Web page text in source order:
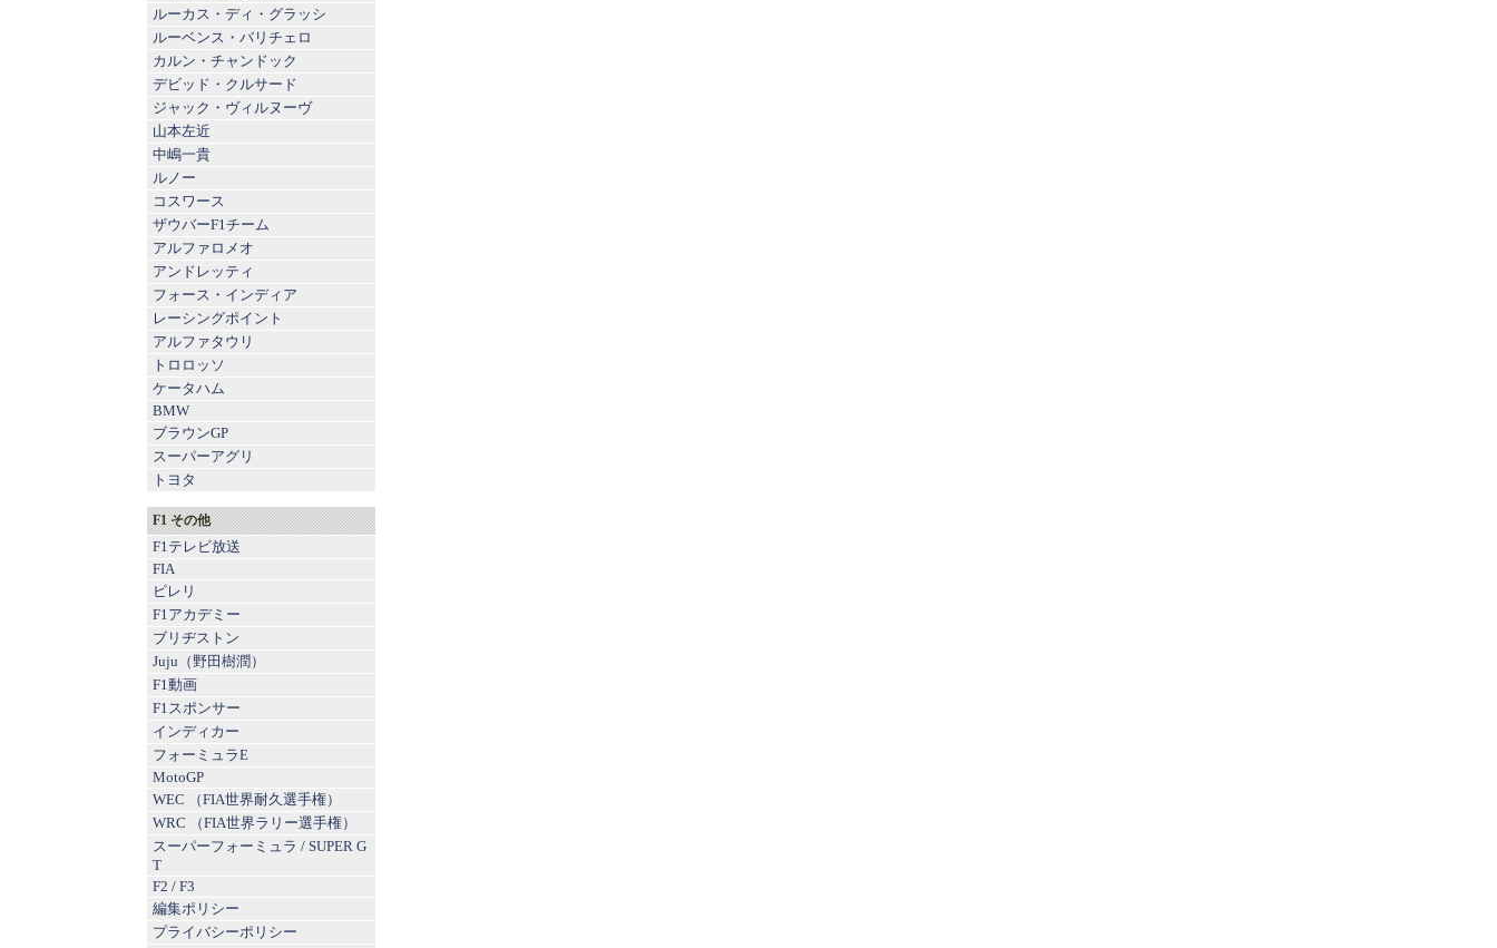
ルーカス・ディ・グラッシ
ルーベンス・バリチェロ
カルン・チャンドック
デビッド・クルサード
ジャック・ヴィルヌーヴ
山本左近
中嶋一貴
ルノー
コスワース
ザウバーF1チーム
アルファロメオ
アンドレッティ
フォース・インディア
レーシングポイント
アルファタウリ
トロロッソ
ケータハム
BMW
ブラウンGP
スーパーアグリ
トヨタ
F1 その他
F1テレビ放送
FIA
ピレリ
F1アカデミー
ブリヂストン
Juju（野田樹潤）
F1動画
F1スポンサー
インディカー
フォーミュラE
MotoGP
WEC （FIA世界耐久選手権）
WRC （FIA世界ラリー選手権）
スーパーフォーミュラ / SUPER G
T
F2 / F3
編集ポリシー
プライバシーポリシー